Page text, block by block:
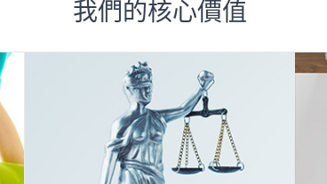
我們的核心價值